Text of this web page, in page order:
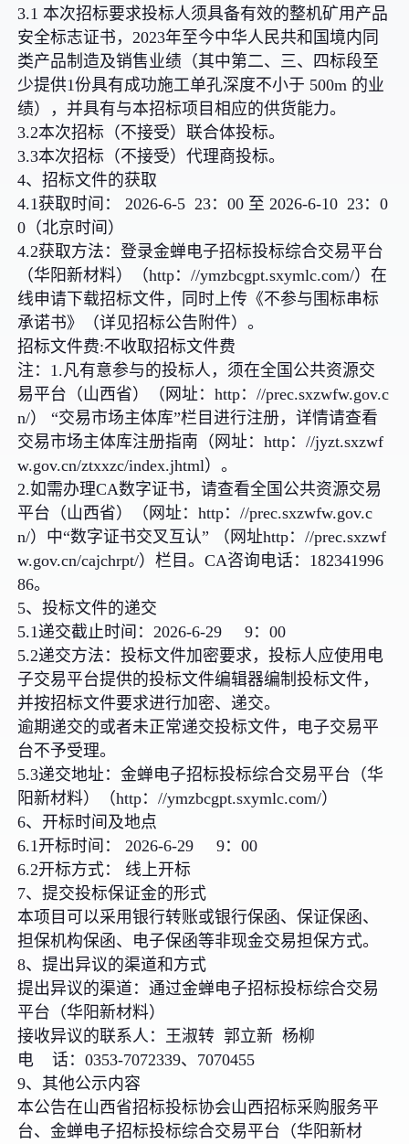
3.1 本次招标要求投标人须具备有效的整机矿用产品
安全标志证书，2023年至今中华人民共和国境内同
类产品制造及销售业绩（其中第二、三、四标段至
少提供1份具有成功施工单孔深度不小于 500m 的业
绩），并具有与本招标项目相应的供货能力。
3.2本次招标（不接受）联合体投标。
3.3本次招标（不接受）代理商投标。
4、招标文件的获取
4.1获取时间： 2026-6-5 23：00 至 2026-6-10 23：0
0（北京时间）
4.2获取方法：登录金蝉电子招标投标综合交易平台
（华阳新材料）（http：//ymzbcgpt.sxymlc.com/）在
线申请下载招标文件，同时上传《不参与围标串标
承诺书》（详见招标公告附件）。
招标文件费:不收取招标文件费
注：1.凡有意参与的投标人，须在全国公共资源交
易平台（山西省）（网址：http：//prec.sxzwfw.gov.c
n/） “交易市场主体库”栏目进行注册，详情请查看
交易市场主体库注册指南（网址：http：//jyzt.sxzwf
w.gov.cn/ztxxzc/index.jhtml）。
2.如需办理CA数字证书，请查看全国公共资源交易
平台（山西省）（网址：http：//prec.sxzwfw.gov.c
n/）中“数字证书交叉互认” （网址http：//prec.sxzwf
w.gov.cn/cajchrpt/）栏目。CA咨询电话：182341996
86。
5、投标文件的递交
5.1递交截止时间：2026-6-29 9：00
5.2递交方法：投标文件加密要求，投标人应使用电
子交易平台提供的投标文件编辑器编制投标文件，
并按招标文件要求进行加密、递交。
逾期递交的或者未正常递交投标文件，电子交易平
台不予受理。
5.3递交地址：金蝉电子招标投标综合交易平台（华
阳新材料）（http：//ymzbcgpt.sxymlc.com/）
6、开标时间及地点
6.1开标时间： 2026-6-29 9：00
6.2开标方式： 线上开标
7、提交投标保证金的形式
本项目可以采用银行转账或银行保函、保证保函、
担保机构保函、电子保函等非现金交易担保方式。
8、提出异议的渠道和方式
提出异议的渠道：通过金蝉电子招标投标综合交易
平台（华阳新材料）
接收异议的联系人：王淑转 郭立新 杨柳
电 话：0353-7072339、7070455
9、其他公示内容
本公告在山西省招标投标协会山西招标采购服务平
台、金蝉电子招标投标综合交易平台（华阳新材